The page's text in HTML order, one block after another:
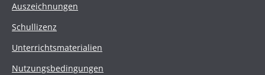
Auszeichnungen
Schullizenz
Unterrichtsmaterialien
Nutzungsbedingungen